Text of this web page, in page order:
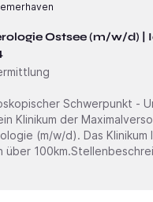
Ostsee (m/w/d) |
Schwerpunkt -
(m/w/d). Das
Das